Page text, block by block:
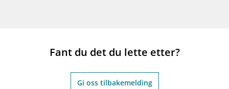
Fant du det du lette etter?
Gi oss tilbakemelding